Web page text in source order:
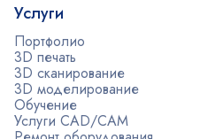
Услуги
Портфолио
3D печать
3D сканирование
3D моделирование
Обучение
Услуги CAD/CAM